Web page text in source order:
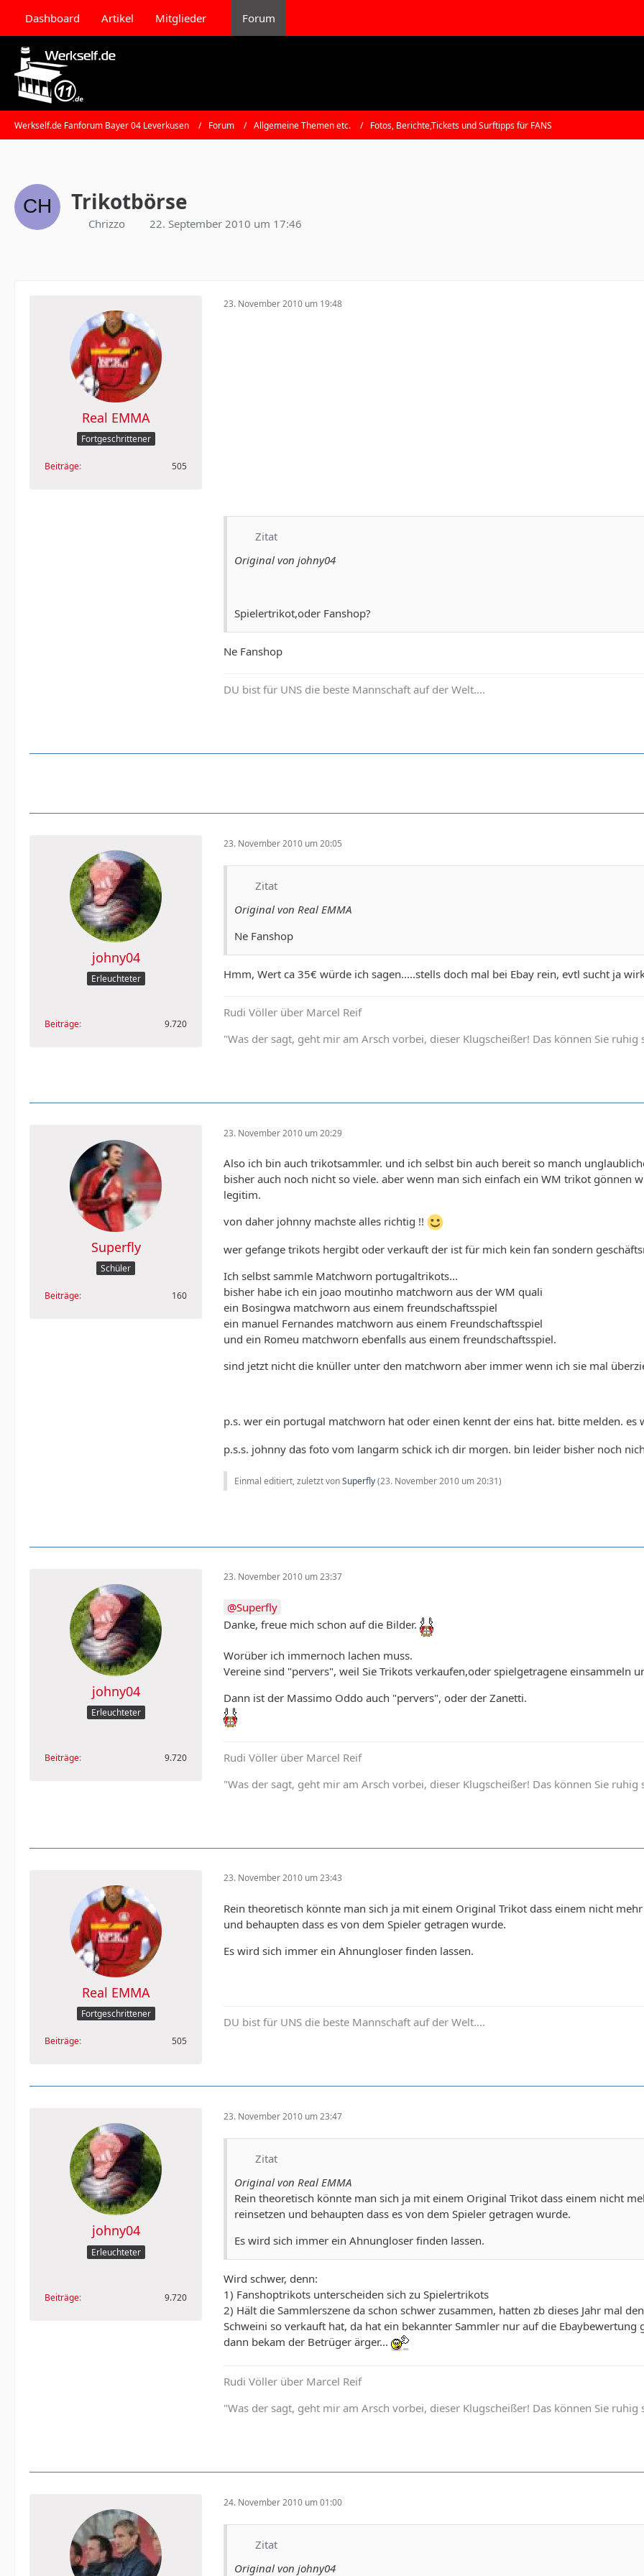
Dashboard Artikel Mitglieder Forum
Werkself.de Fanforum Bayer 04 Leverkusen Forum Allgemeine Themen etc. Fotos, Berichte,Tickets und Surftipps für FANS
Trikotbörse
Chrizzo 22. September 2010 um 17:46
Real EMMA
Fortgeschrittener
Beiträge 505
23. November 2010 um 19:48
Zitat
Original von johny04
Spielertrikot,oder Fanshop?
Ne Fanshop
DU bist für UNS die beste Mannschaft auf der Welt....
johny04
Erleuchteter
Beiträge 9.720
23. November 2010 um 20:05
Zitat
Original von Real EMMA
Ne Fanshop
Hmm, Wert ca 35€ würde ich sagen.....stells doch mal bei Ebay rein, evtl sucht ja
Rudi Völler über Marcel Reif
"Was der sagt, geht mir am Arsch vorbei, dieser Klugscheißer! Das können Sie ruhig
Superfly
Schüler
Beiträge 160
23. November 2010 um 20:29
Also ich bin auch trikotsammler. und ich selbst bin auch bereit so manch
bisher auch noch nicht so viele. aber wenn man sich einfach ein WM trikot gönnen
legitim.
von daher johnny machste alles richtig !!
wer gefange trikots hergibt oder verkauft der ist für mich kein fan sondern
Ich selbst sammle Matchworn portugaltrikots...
bisher habe ich ein joao moutinho matchworn aus der WM quali
ein Bosingwa matchworn aus einem freundschaftsspiel
ein manuel Fernandes matchworn aus einem Freundschaftsspiel
und ein Romeu matchworn ebenfalls aus einem freundschaftsspiel.
sind jetzt nicht die knüller unter den matchworn aber immer wenn ich sie mal
p.s. wer ein portugal matchworn hat oder einen kennt der eins hat. bitte melden.
p.s.s. johnny das foto vom langarm schick ich dir morgen. bin leider bisher noch
Einmal editiert, zuletzt vonSuperfly(23. November 2010 um 20:31)
johny04
Erleuchteter
Beiträge 9.720
23. November 2010 um 23:37
Superfly
Danke, freue mich schon auf die Bilder.
Worüber ich immernoch lachen muss.
Vereine sind "pervers", weil Sie Trikots verkaufen,oder spielgetragene einsammeln
Dann ist der Massimo Oddo auch "pervers", oder der Zanetti.
Rudi Völler über Marcel Reif
"Was der sagt, geht mir am Arsch vorbei, dieser Klugscheißer! Das können Sie ruhig
Real EMMA
Fortgeschrittener
Beiträge 505
23. November 2010 um 23:43
Rein theoretisch könnte man sich ja mit einem Original Trikot dass einem nicht
und behaupten dass es von dem Spieler getragen wurde.
Es wird sich immer ein Ahnungloser finden lassen.
DU bist für UNS die beste Mannschaft auf der Welt....
johny04
Erleuchteter
Beiträge 9.720
23. November 2010 um 23:47
Zitat
Original von Real EMMA
Rein theoretisch könnte man sich ja mit einem Original Trikot dass einem nicht
reinsetzen und behaupten dass es von dem Spieler getragen wurde.
Es wird sich immer ein Ahnungloser finden lassen.
Wird schwer, denn:
1) Fanshoptrikots unterscheiden sich zu Spielertrikots
2) Hält die Sammlerszene da schon schwer zusammen, hatten zb dieses Jahr mal
Schweini so verkauft hat, da hat ein bekannter Sammler nur auf die
dann bekam der Betrüger ärger...
Rudi Völler über Marcel Reif
"Was der sagt, geht mir am Arsch vorbei, dieser Klugscheißer! Das können Sie ruhig
24. November 2010 um 01:00
Zitat
Original von johny04